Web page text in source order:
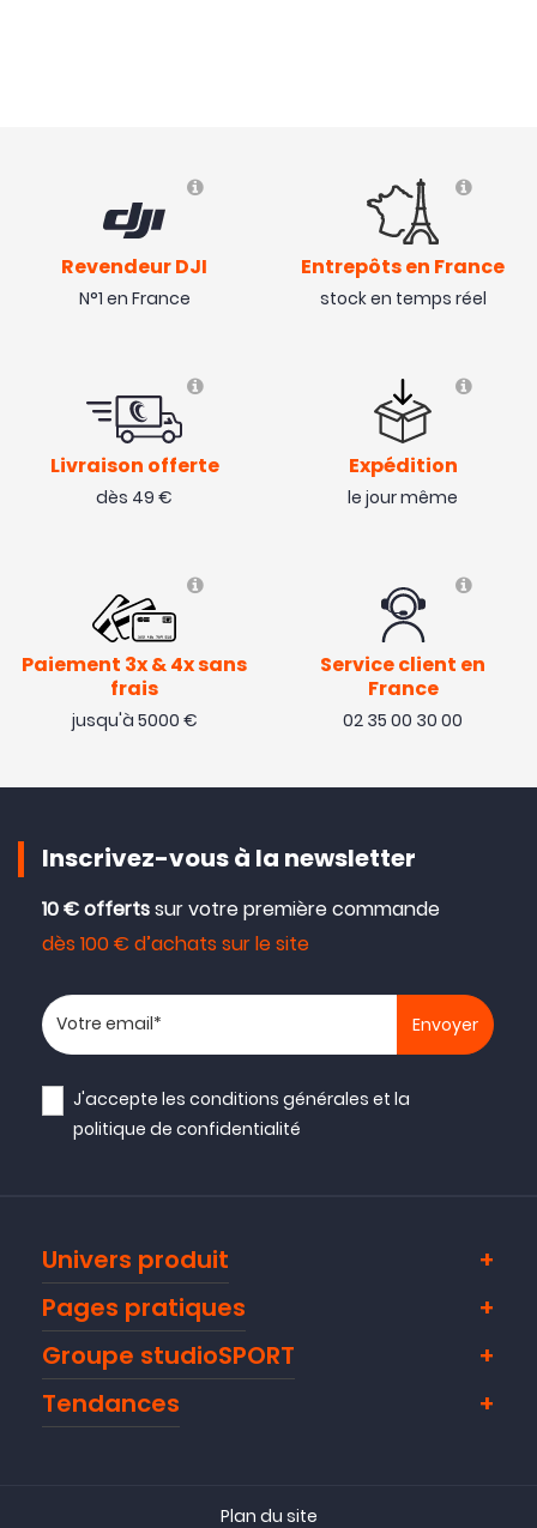
Revendeur DJI
N°1 en France
Entrepôts en France
stock en temps réel
Livraison offerte
dès 49 €
Expédition
le jour même
Paiement 3x & 4x sans
frais
jusqu'à 5000 €
Service client en
France
02 35 00 30 00
Inscrivez-vous à la newsletter
10 € offertssur votre première commande
dès 100 € d’achats sur le site
Votre adresse email
J'accepte lesconditions générales et la
politique de confidentialité
Univers produit
Pages pratiques
Groupe studioSPORT
Tendances
Plan du site